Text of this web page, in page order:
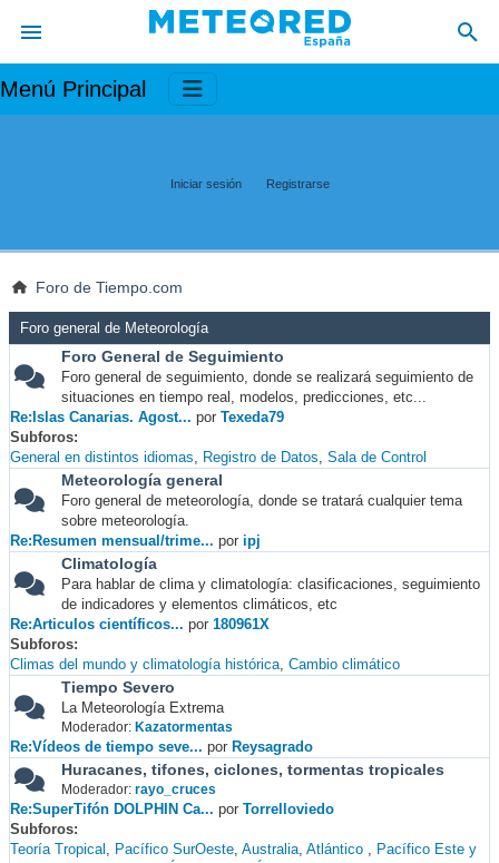
Menú Principal
Iniciar sesión Registrarse
Foro de Tiempo.com
Foro general de Meteorología
Foro General de Seguimiento
Foro general de seguimiento, donde se realizará seguimiento de
situaciones en tiempo real, modelos, predicciones, etc...
Re:Islas Canarias. Agost... por Texeda79
Subforos
General en distintos idiomas
Registro de Datos Sala de Control
Meteorología general
Foro general de meteorología, donde se tratará cualquier tema
sobre meteorología.
Re:Resumen mensual/trime... por ipj
Climatología
Para hablar de clima y climatología: clasificaciones, seguimiento
de indicadores y elementos climáticos, etc
Re:Articulos científicos... por 180961X
Subforos
Climas del mundo y climatología histórica Cambio climático
Tiempo Severo
La Meteorología Extrema
Moderador: Kazatormentas
Re:Vídeos de tiempo seve... por Reysagrado
Huracanes, tifones, ciclones, tormentas tropicales
Moderador: rayo_cruces
Re:SuperTifón DOLPHIN Ca... por Torrelloviedo
Subforos
Teoría Tropical
Pacífico SurOeste Australia Atlántico
Pacífico Este y